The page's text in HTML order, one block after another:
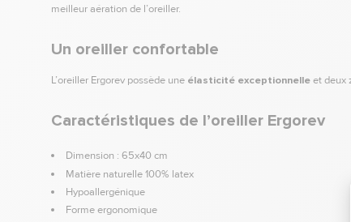
meilleur aération de l’oreiller.
Un oreiller confortable
L’oreiller Ergorev possède une élasticité exceptionnelleet deux
Caractéristiques de l’oreiller Ergorev
Dimension : 65x40 cm
Matière naturelle 100% latex
Hypoallergénique
Forme ergonomique